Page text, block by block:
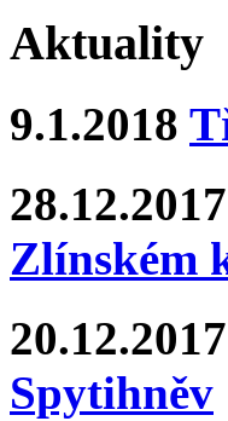
Aktuality
9.1.2018
28.12.2017
Zlínském
20.12.2017
Spytihněv